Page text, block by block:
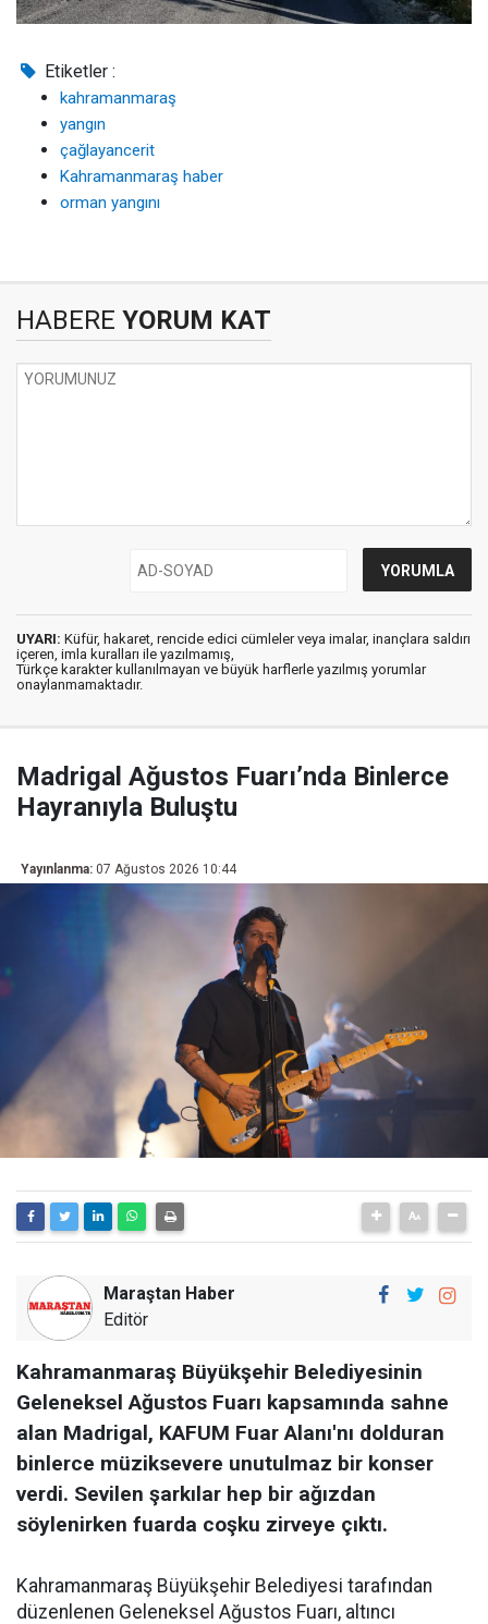
Etiketler :
kahramanmaraş
yangın
çağlayancerit
Kahramanmaraş haber
orman yangını
HABERE YORUM KAT
UYARI: Küfür, hakaret, rencide edici cümleler veya imalar, inançlara saldırı
içeren, imla kuralları ile yazılmamış,
Türkçe karakter kullanılmayan ve büyük harflerle yazılmış yorumlar
onaylanmamaktadır.
Madrigal Ağustos Fuarı’nda Binlerce
Hayranıyla Buluştu
Yayınlanma: 07 Ağustos 2026 10:44
Maraştan Haber
Editör
Kahramanmaraş Büyükşehir Belediyesinin
Geleneksel Ağustos Fuarı kapsamında sahne
alan Madrigal, KAFUM Fuar Alanı'nı dolduran
binlerce müziksevere unutulmaz bir konser
verdi. Sevilen şarkılar hep bir ağızdan
söylenirken fuarda coşku zirveye çıktı.
Kahramanmaraş Büyükşehir Belediyesi tarafından
düzenlenen Geleneksel Ağustos Fuarı, altıncı